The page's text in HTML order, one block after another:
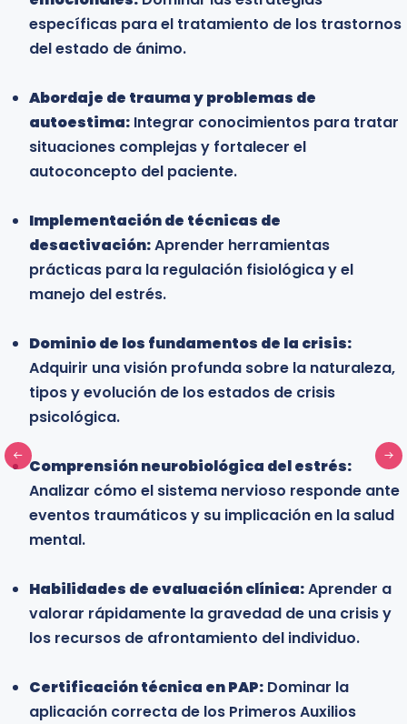
específicas para el tratamiento de los trastornos
del estado de ánimo.
Abordaje de trauma y problemas de
autoestima: Integrar conocimientos para tratar
situaciones complejas y fortalecer el
autoconcepto del paciente.
Implementación de técnicas de
desactivación:Aprender herramientas
prácticas para la regulación fisiológica y el
manejo del estrés.
Dominio de los fundamentos de la crisis:
Adquirir una visión profunda sobre la naturaleza,
tipos y evolución de los estados de crisis
psicológica.
Comprensión neurobiológica del estrés:
Analizar cómo el sistema nervioso responde ante
eventos traumáticos y su implicación en la salud
mental.
Habilidades de evaluación clínica:Aprender a
valorar rápidamente la gravedad de una crisis y
los recursos de afrontamiento del individuo.
Certificación técnica en PAP: Dominar la
aplicación correcta de los Primeros Auxilios
Estudiantes universitarios y profesionales en
formación:Estudiantes de psicología, medicina
en el modelo cognitivo-conductual y adquirir una
base sólida para su futuro ejercicio profesional.